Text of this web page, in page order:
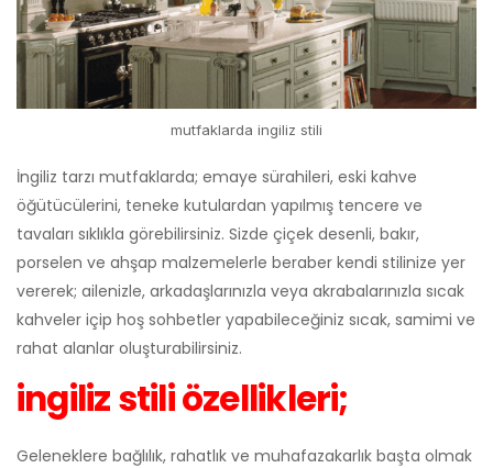
mutfaklarda ingiliz stili
İngiliz tarzı mutfaklarda; emaye sürahileri, eski kahve
öğütücülerini, teneke kutulardan yapılmış tencere ve
tavaları sıklıkla görebilirsiniz. Sizde çiçek desenli, bakır,
porselen ve ahşap malzemelerle beraber kendi stilinize yer
vererek; ailenizle, arkadaşlarınızla veya akrabalarınızla sıcak
kahveler içip hoş sohbetler yapabileceğiniz sıcak, samimi ve
rahat alanlar oluşturabilirsiniz.
ingiliz stili özellikleri;
Geleneklere bağlılık, rahatlık ve muhafazakarlık başta olmak